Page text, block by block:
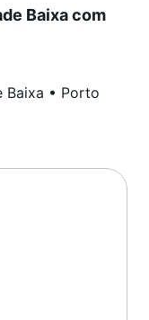
Baixa com
Baixa • Porto